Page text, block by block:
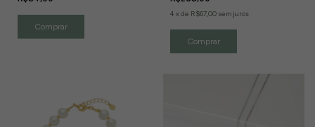
4 x de R$67,00 sem juros